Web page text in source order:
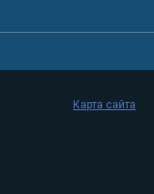
Карта сайта